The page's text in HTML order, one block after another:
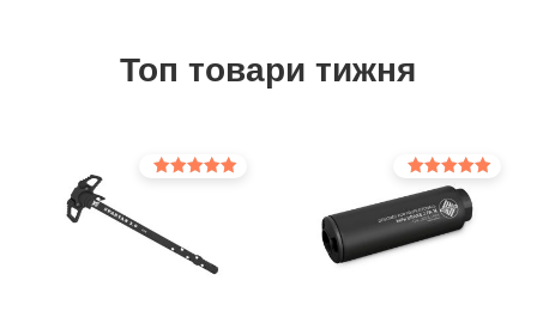
Топ товари тижня
Оцінено в
5.00
з 5